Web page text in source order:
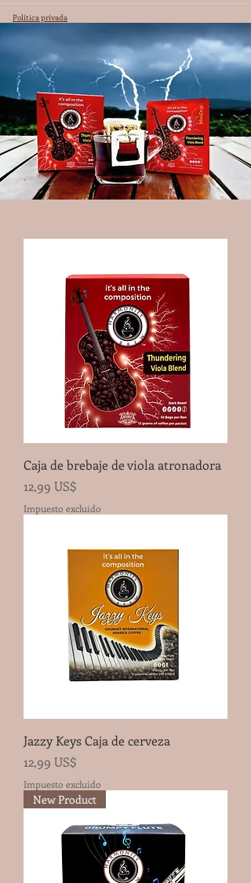
Política privada
Caja de brebaje de viola atronadora
Precio
12,99 US$
Impuesto excluido
Jazzy Keys Caja de cerveza
Precio
12,99 US$
Impuesto excluido
New Product